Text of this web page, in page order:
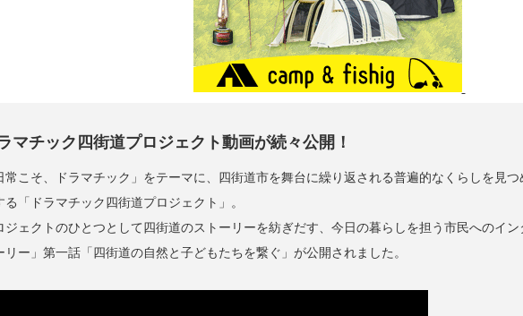
マチック四街道プロジェクト動画が続々公開！
常こそ、ドラマチック」をテーマに、四街道市を舞台に繰り返される普遍的なくらしを見
る「ドラマチック四街道プロジェクト」。
ジェクトのひとつとして四街道のストーリーを紡ぎだす、今日の暮らしを担う市民へのイ
リー」第一話「四街道の自然と子どもたちを繋ぐ」が公開されました。